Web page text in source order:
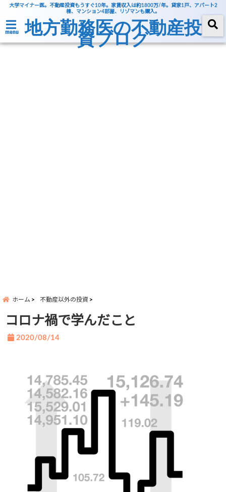
大学マイナー医。不動産投資もうすぐ10年。家賃収入は約1800万/年。貸家1戸、アパート2
棟、マンション4部屋、リゾマンも購入。
menu 地方勤務医の不動産投
資ブログ
ホーム 不動産以外の投資
コロナ禍で学んだこと
2020/08/14